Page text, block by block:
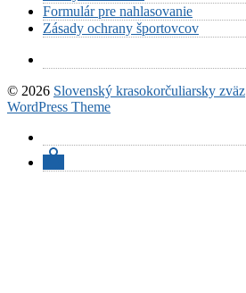
Formulár pre nahlasovanie
Zásady ochrany športovcov
© 2026 Slovenský krasokorčuliarsky zväz
WordPress Theme